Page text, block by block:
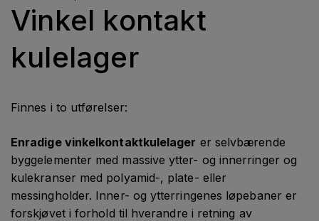
Vinkel kontakt
kulelager
Finnes i to utførelser:
Enradige vinkelkontaktkulelager er selvbærende
byggelementer med massive ytter- og innerringer og
kulekranser med polyamid-, plate- eller
messingholder. Inner- og ytterringenes løpebaner er
forskjøvet i forhold til hverandre i retning av